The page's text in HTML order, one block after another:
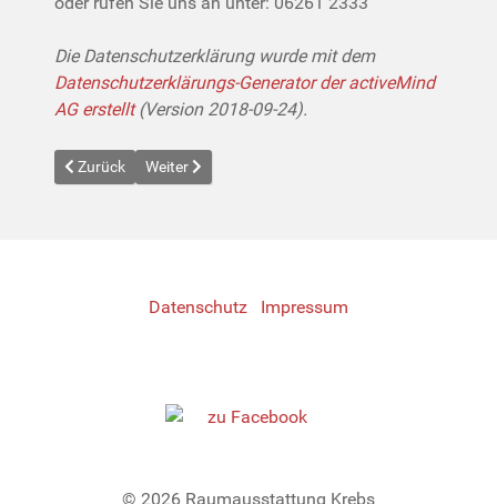
Die Datenschutzerklärung wurde mit dem
Datenschutzerklärungs-Generator der activeMind
AG erstellt(Version 2018-09-24).
Previous article: Impressum
Zurück Next article: Leistungen
Weiter
Datenschutz Impressum
© 2026 Raumausstattung Krebs